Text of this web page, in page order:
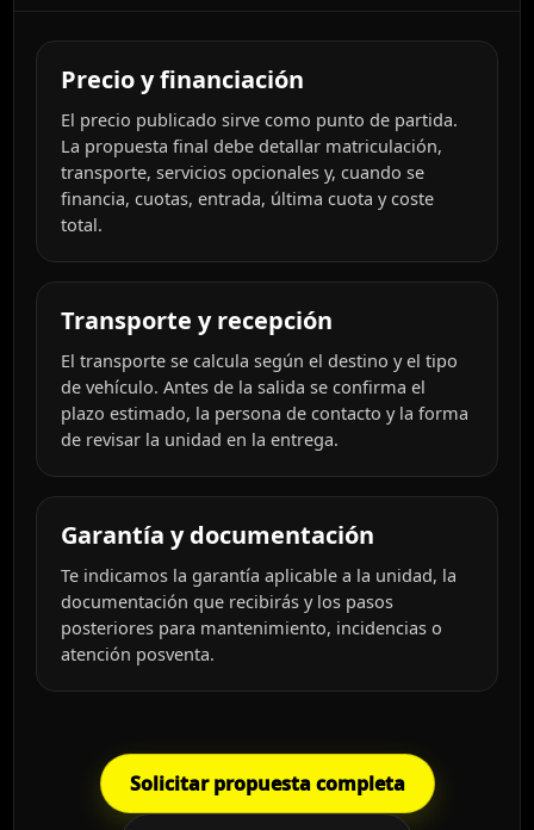
Precio y financiación
El precio publicado sirve como punto de partida.
La propuesta final debe detallar matriculación,
transporte, servicios opcionales y, cuando se
financia, cuotas, entrada, última cuota y coste
total.
Transporte y recepción
El transporte se calcula según el destino y el tipo
de vehículo. Antes de la salida se confirma el
plazo estimado, la persona de contacto y la forma
de revisar la unidad en la entrega.
Garantía y documentación
Te indicamos la garantía aplicable a la unidad, la
documentación que recibirás y los pasos
posteriores para mantenimiento, incidencias o
atención posventa.
Solicitar propuesta completa